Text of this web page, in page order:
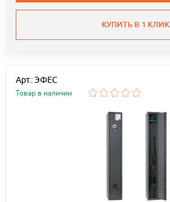
КУПИТЬ В 1 КЛИК
Арт.: ЭФЕС
Товар в наличии